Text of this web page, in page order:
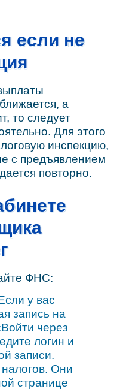
если не
а
то следует
Для этого
инспекцию,
с предъявлением
повторно.
ФНС:
у вас
запись на
через
логин и
записи.
Они
странице